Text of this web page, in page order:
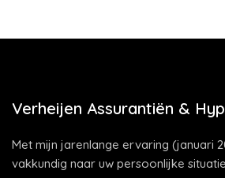
Verheijen Assurantiën &
Met mijn jarenlange ervaring (januari
vakkundig naar uw persoonlijke